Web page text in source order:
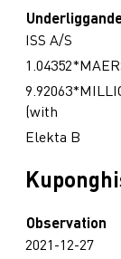
ISS A/S
(with
Elekta B
Observation
2021-12-27